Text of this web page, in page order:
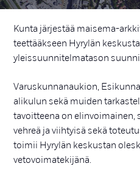
Kunta järjestää maisema-
teettääkseen Hyrylän
yleissuunnitelmatason
Varuskunnanaukion,
alikulun sekä muiden
tavoitteena on elinvoimainen,
vehreä ja viihtyisä sekä
toimii Hyrylän keskustan
vetovoimatekijänä.